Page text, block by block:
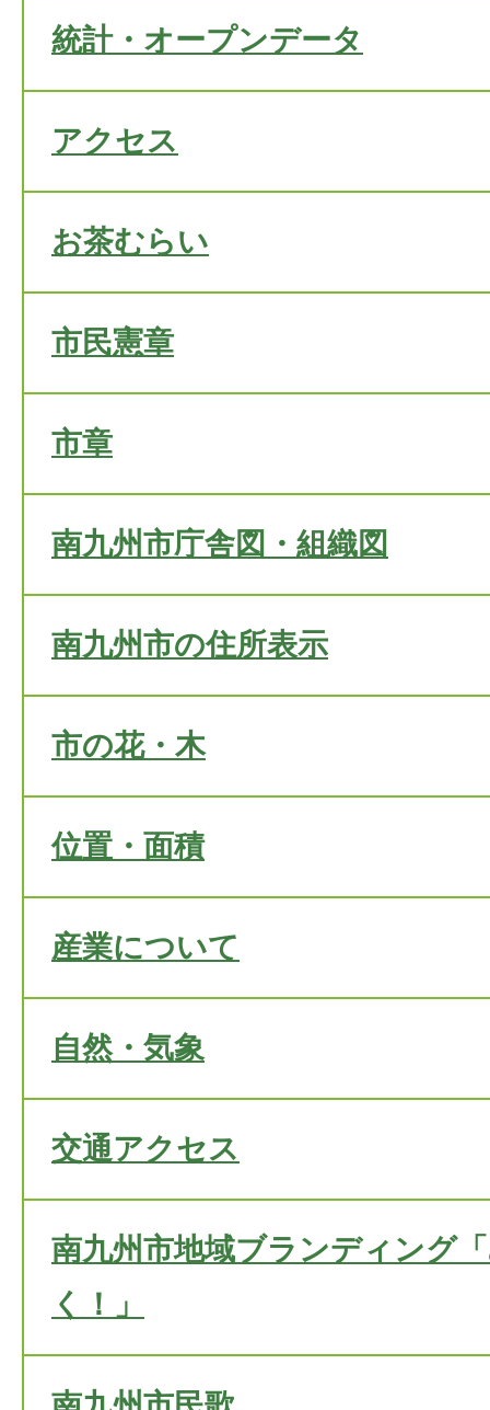
統計・オープンデータ
アクセス
お茶むらい
市民憲章
市章
南九州市庁舎図・組織図
南九州市の住所表示
市の花・木
位置・面積
産業について
自然・気象
交通アクセス
南九州市地域ブランディング
く！」